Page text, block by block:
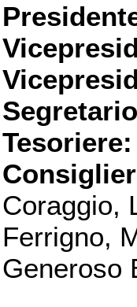
Tesoriere:
Coraggio,
Ferrigno,
Generoso